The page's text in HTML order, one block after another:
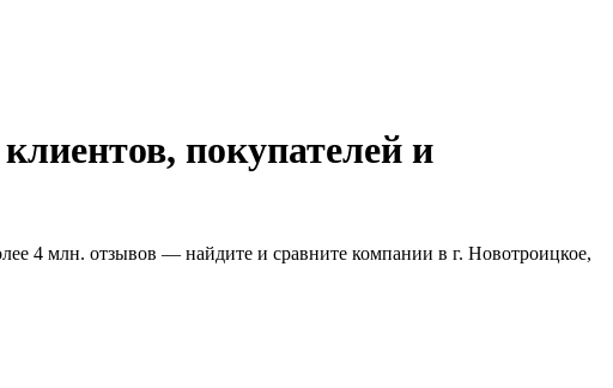
покупателей и
4 млн. отзывов — найдите и сравните компании в г. Новотроицкое,